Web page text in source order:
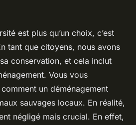
éléments à
un
respectueux
locaux ?
6 min de lecture
est plus qu’un choix, c’est
tant que citoyens, nous avons
conservation, et cela inclut
Vous vous
un déménagement
sauvages locaux. En réalité,
négligé mais crucial. En effet,